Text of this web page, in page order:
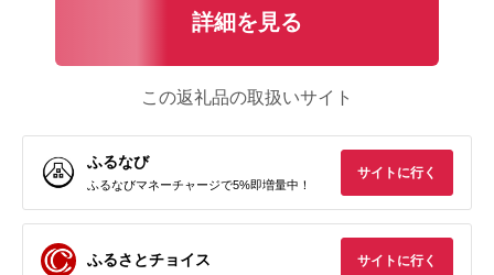
詳細を見る
この返礼品の取扱いサイト
ふるなび
ふるなびマネーチャージで5%即増量中！
サイトに行く
ふるさとチョイス サイトに行く